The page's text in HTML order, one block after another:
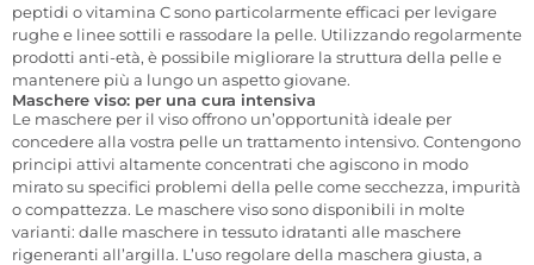
peptidi o vitamina C sono particolarmente efficaci per levigare
rughe e linee sottili e rassodare la pelle. Utilizzando regolarmente
prodotti anti-età, è possibile migliorare la struttura della pelle e
mantenere più a lungo un aspetto giovane.
Maschere viso: per una cura intensiva
Le maschere per il viso offrono un’opportunità ideale per
concedere alla vostra pelle un trattamento intensivo. Contengono
principi attivi altamente concentrati che agiscono in modo
mirato su specifici problemi della pelle come secchezza, impurità
o compattezza. Le maschere viso sono disponibili in molte
varianti: dalle maschere in tessuto idratanti alle maschere
rigeneranti all’argilla. L’uso regolare della maschera giusta, a